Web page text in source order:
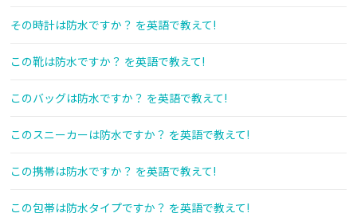
その時計は防水ですか？ を英語で教えて!
この靴は防水ですか？ を英語で教えて!
このバッグは防水ですか？ を英語で教えて!
このスニーカーは防水ですか？ を英語で教えて!
この携帯は防水ですか？ を英語で教えて!
この包帯は防水タイプですか？ を英語で教えて!